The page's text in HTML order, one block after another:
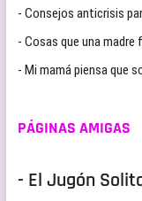
- Consejos anticrisis
- Cosas que una
- Mi mamá piensa que
PÁGINAS AMIGAS
- El Jugón